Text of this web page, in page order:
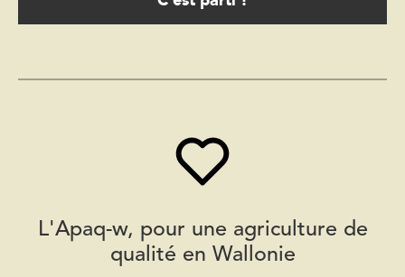
L'Apaq-w, pour une agriculture de
qualité en Wallonie